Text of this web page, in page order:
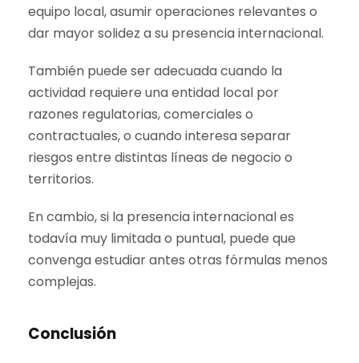
equipo local, asumir operaciones relevantes o
dar mayor solidez a su presencia internacional.
También puede ser adecuada cuando la
actividad requiere una entidad local por
razones regulatorias, comerciales o
contractuales, o cuando interesa separar
riesgos entre distintas líneas de negocio o
territorios.
En cambio, si la presencia internacional es
todavía muy limitada o puntual, puede que
convenga estudiar antes otras fórmulas menos
complejas.
Conclusión